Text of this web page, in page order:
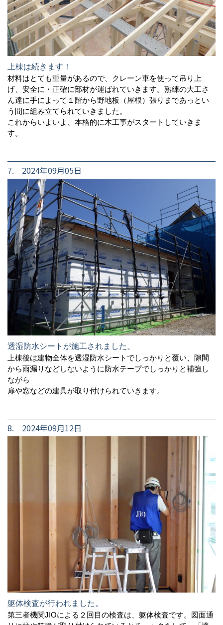
上棟は続きます！
材料はとても重量があるので、クレーン車を使って吊り上
げ、安全に・正確に部材が運ばれていきます。熟練の大工さ
ん達に手によって１階から野地板（屋根）張りまであっとい
う間に組み立てられていきました。
これからいよいよ、本格的に木工事がスタートしていきま
す。
7. 2024年09月05日
透湿防水シートが施工されました。
上棟後は建物全体を透湿防水シートでしっかりと覆い、隙間
から雨漏りなどしないように防水テープでしっかりと補強し
ながら
扉や窓などの建具が取り付けられていきます。
8. 2024年09月12日
躯体検査が行われました。
第三者機関JIOによる２回目の検査は、躯体検査です。図面通